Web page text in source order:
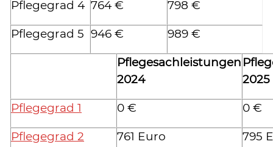
Pflegegrad 4 764 € 798 €
Pflegegrad 5 946 € 989 €
Pflegesachleistungen
2024
2025
Pflegegrad 1 0 € 0 €
Pflegegrad 2 761 Euro 795